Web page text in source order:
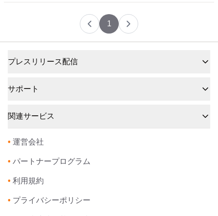
1
プレスリリース配信
サポート
関連サービス
• 運営会社
• パートナープログラム
• 利用規約
• プライバシーポリシー